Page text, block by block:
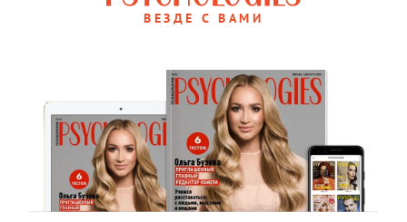
ВЕЗДЕ С ВАМИ